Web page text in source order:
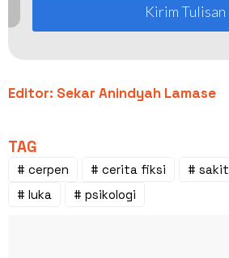
Kirim Tulisan
Editor: Sekar Anindyah Lamase
TAG
# cerpen # cerita fiksi # sakit
# luka
# psikologi